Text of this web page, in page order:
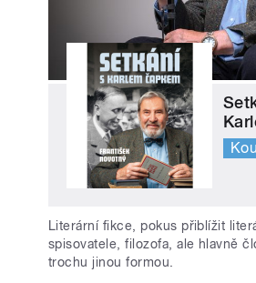
Literární fikce, pokus přiblížit
spisovatele, filozofa, ale hlavně
trochu jinou formou.